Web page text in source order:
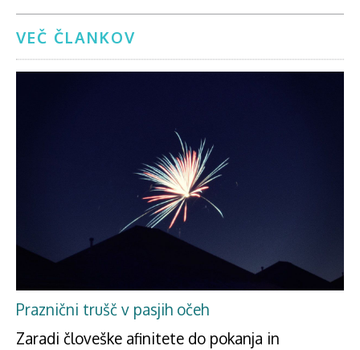
VEČ ČLANKOV
Praznični trušč v pasjih očeh
Zaradi človeške afinitete do pokanja in